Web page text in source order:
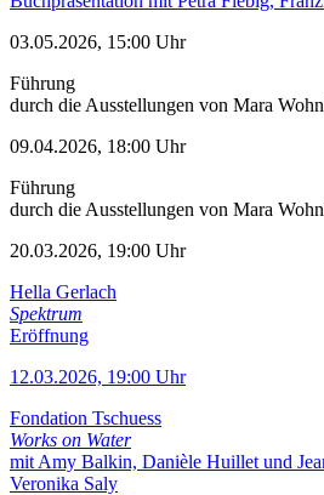
03.05.2026, 15:00 Uhr
Führung
durch die Ausstellungen von Mara
09.04.2026, 18:00 Uhr
Führung
durch die Ausstellungen von Mara
20.03.2026, 19:00 Uhr
Hella Gerlach
Spektrum
Eröffnung
12.03.2026, 19:00 Uhr
Fondation Tschuess
Works on Water
mit Amy Balkin, Danièle Huillet und
Veronika Saly